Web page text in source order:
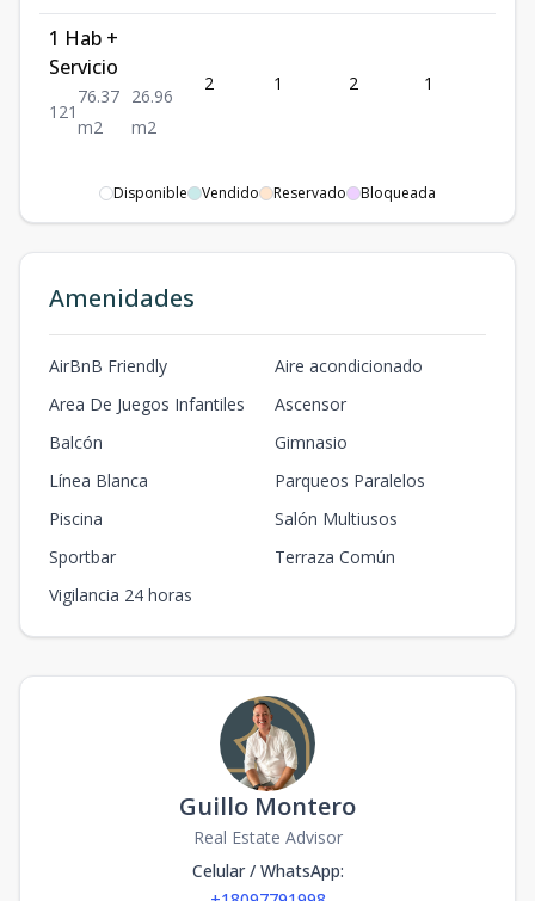
1 Hab +
Servicio
1 21
76.37
m2
26.96
m2
2 1 2 1
Disponible Vendido Reservado Bloqueada
Amenidades
AirBnB Friendly
Aire acondicionado
Area De Juegos Infantiles
Ascensor
Balcón
Gimnasio
Línea Blanca
Parqueos Paralelos
Piscina
Salón Multiusos
Sportbar
Terraza Común
Vigilancia 24 horas
Guillo Montero
Real Estate Advisor
Celular / WhatsApp: